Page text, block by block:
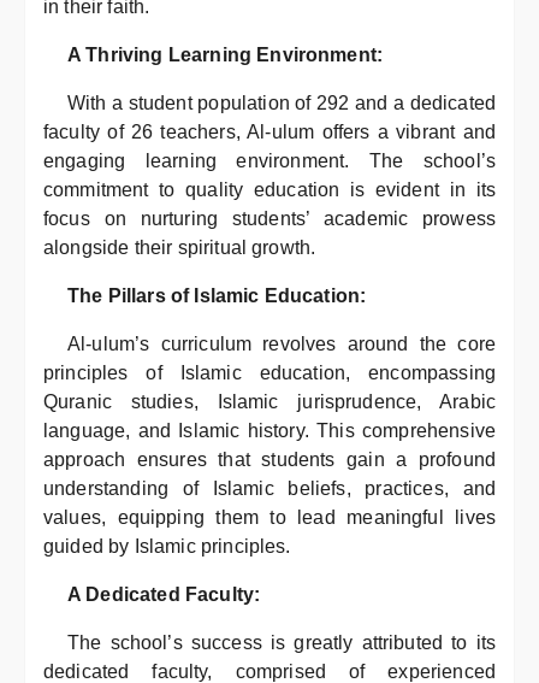
in their faith.
A Thriving Learning Environment:
With a student population of 292 and a dedicated
faculty of 26 teachers, Al-ulum offers a vibrant and
engaging learning environment. The school’s
commitment to quality education is evident in its
focus on nurturing students’ academic prowess
alongside their spiritual growth.
The Pillars of Islamic Education:
Al-ulum’s curriculum revolves around the core
principles of Islamic education, encompassing
Quranic studies, Islamic jurisprudence, Arabic
language, and Islamic history. This comprehensive
approach ensures that students gain a profound
understanding of Islamic beliefs, practices, and
values, equipping them to lead meaningful lives
guided by Islamic principles.
A Dedicated Faculty:
The school’s success is greatly attributed to its
dedicated faculty, comprised of experienced